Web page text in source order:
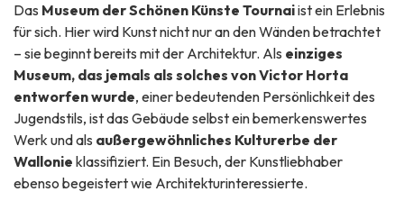
Das Museum der Schönen Künste Tournaiist ein Erlebnis
für sich. Hier wird Kunst nicht nur an den Wänden betrachtet
– sie beginnt bereits mit der Architektur. Als einziges
Museum, das jemals als solches von Victor Horta
entworfen wurde, einer bedeutenden Persönlichkeit des
Jugendstils, ist das Gebäude selbst ein bemerkenswertes
Werk und als außergewöhnliches Kulturerbe der
Wallonie klassifiziert. Ein Besuch, der Kunstliebhaber
ebenso begeistert wie Architekturinteressierte.